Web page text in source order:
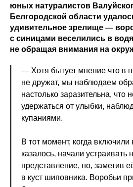
юных натуралистов
Белгородской области
удивительное зрелище —
с синицами веселились в
не обращая внимания на
— Хотя бытует мнение что в
не дружат, мы наблюдаем
настолько заразительна,
удержаться от улыбки,
купаниями.
В тот момент, когда включили
казалось, начали устраивать
представление, но, заметив
в куст шиповника. Воробьи